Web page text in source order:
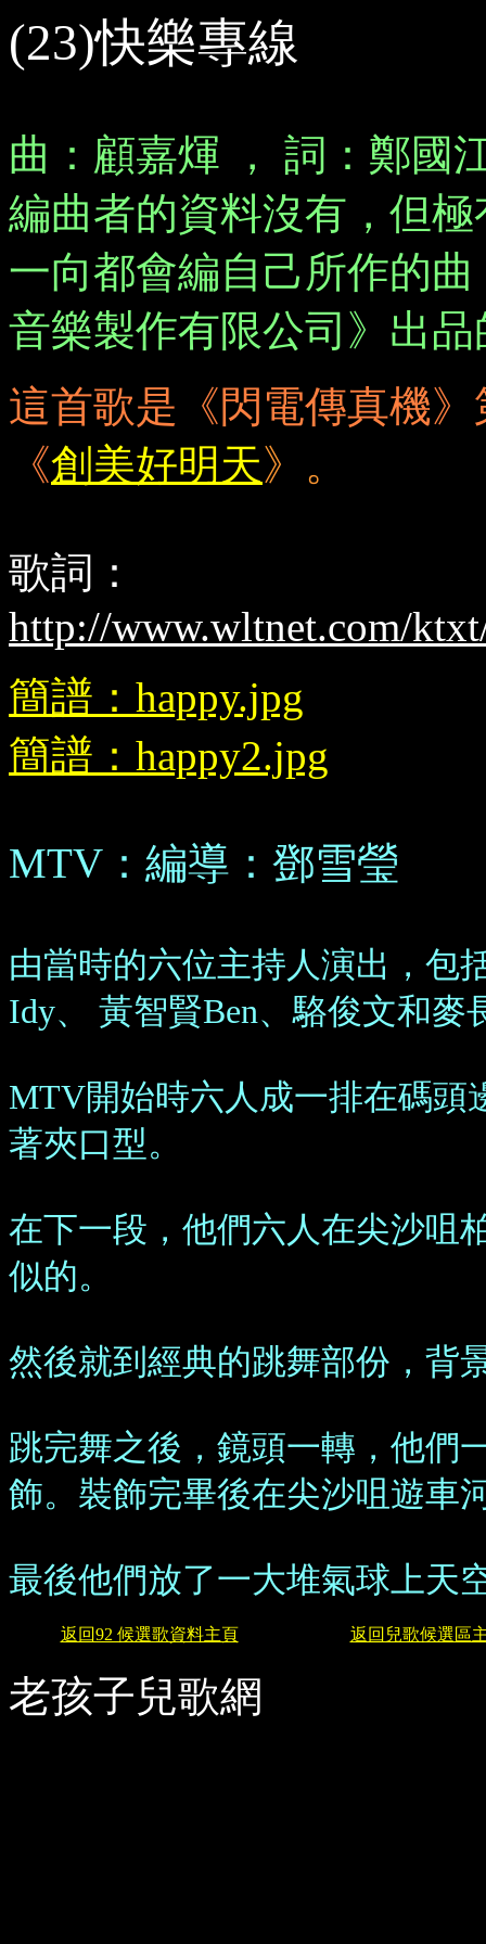
(23)快樂專線
曲 ： 顧嘉煇 ， 詞 ： 鄭國
編曲者的資料沒有，但
一向都會編自己所作的
音樂製作有限公司》出
這首歌是 《閃電傳真機》
《創美好明天》 。
歌詞：
http://www.wltnet.com/
簡譜：happy.jpg
簡譜：happy2.jpg
MTV：編導：鄧雪瑩
由當時的六位主持人演出，包
Idy、 黃智賢Ben、駱俊文和麥
MTV開始時六人成一排在碼頭
著夾口型。
在下一段，他們六人在尖沙咀
似的。
然後就到經典的跳舞部份，背
跳完舞之後，鏡頭一轉，他們
飾。裝飾完畢後在尖沙咀遊車
最後他們放了一大堆氣球上天
返回92 候選歌資料主頁 返回兒歌候選區
老孩子兒歌網